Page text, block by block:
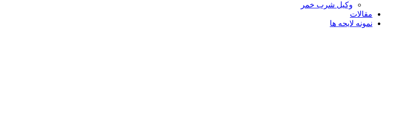
وکیل شرب خمر
مقالات
نمونه لایحه ها